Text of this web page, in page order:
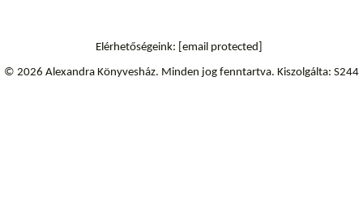
Elérhetőségeink: [email protected]
© 2026 Alexandra Könyvesház. Minden jog fenntartva. Kiszolgálta: S244